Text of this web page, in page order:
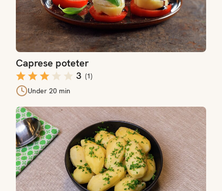
Caprese poteter
3 (1)
Under 20 min
Kokte poteter